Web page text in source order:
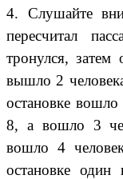
4. Слушайте
пересчитал
тронулся, затем
вышло 2
остановке
8, а вошло 3
вошло 4
остановке